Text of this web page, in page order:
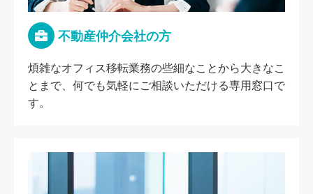
不動産仲介会社の方
煩雑なオフィス移転業務の些細なことから大きなこ
とまで、何でも気軽にご相談いただける専用窓口で
す。